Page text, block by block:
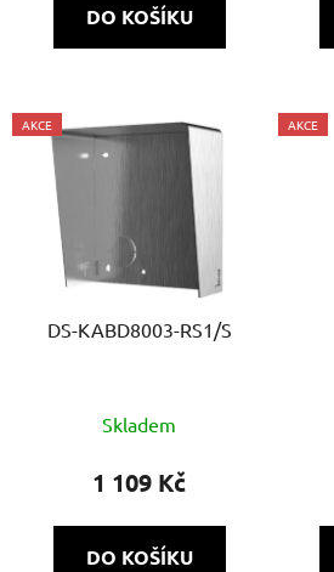
DO KOŠÍKU
AKCE
DS-KABD8003-RS1/S
Skladem
1 109 Kč
DO KOŠÍKU
AKCE